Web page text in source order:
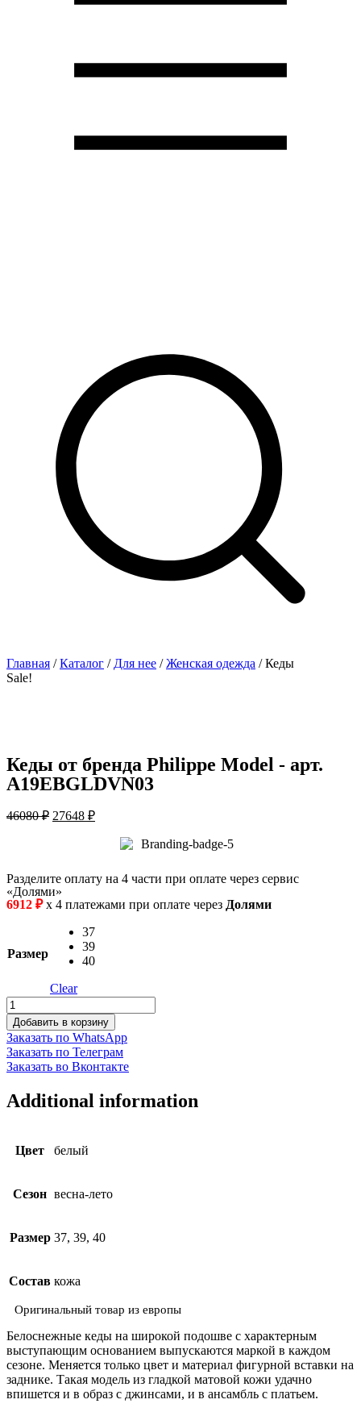
Главная /Каталог / Для нее /Женская одежда / Кеды
Sale!
Кеды от бренда Philippe Model - арт.
A19EBGLDVN03
46080₽ 27648 ₽
Разделите оплату на 4 части при оплате через сервис
«Долями»
6912 ₽х 4 платежами при оплате через Долями
Размер
37
39
40
Clear
Кеды
quantity
Добавить в корзину
Заказать по WhatsApp
Заказать по Телеграм
Заказать во Вконтакте
Additional information
Цвет белый
Сезон весна-лето
Размер 37, 39, 40
Состав кожа
Оригинальный товар из европы
Белоснежные кеды на широкой подошве с характерным
выступающим основанием выпускаются маркой в каждом
сезоне. Меняется только цвет и материал фигурной вставки на
заднике. Такая модель из гладкой матовой кожи удачно
впишется и в образ с джинсами, и в ансамбль с платьем.